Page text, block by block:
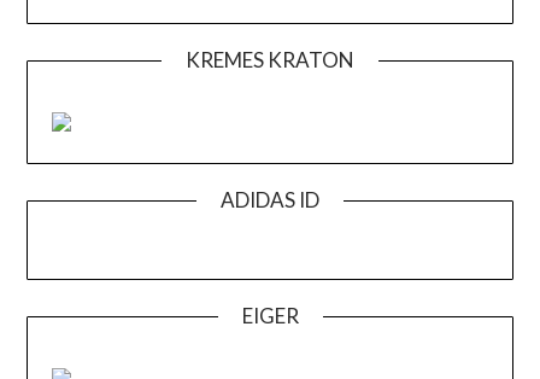
KREMES KRATON
ADIDAS ID
EIGER